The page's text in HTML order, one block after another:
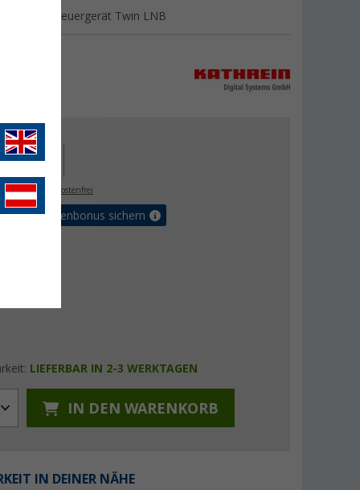
inkl. Steuergerät Twin LNB
€
€
MwSt.,versandkostenfrei
sichern
LIEFERBAR IN 2-3 WERKTAGEN
IN DEN WARENKORB
IN DEINER NÄHE